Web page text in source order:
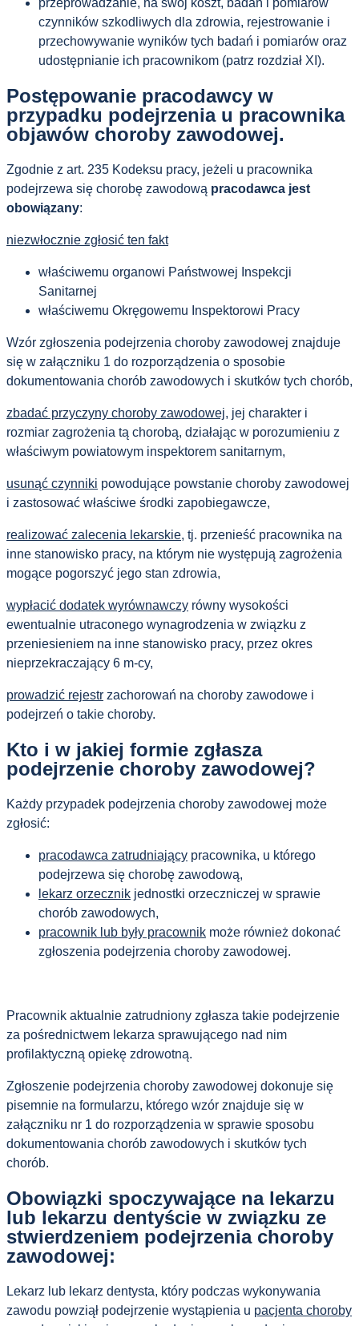
przeprowadzanie, na swój koszt, badań i pomiarów
czynników szkodliwych dla zdrowia, rejestrowanie i
przechowywanie wyników tych badań i pomiarów oraz
udostęp­nianie ich pracownikom (patrz rozdział XI).
Postępowanie pracodawcy w
przypadku podejrzenia u pracownika
objawów choroby zawodowej.
Zgodnie z art. 235 Kodeksu pracy, jeżeli u pracownika
podejrzewa się chorobę zawodową pracodawca jest
obowiązany:
niezwłocznie zgłosić ten fakt
właściwemu organowi Państwowej Inspekcji
Sanitarnej
właściwemu Okręgowemu Inspektorowi Pracy
Wzór zgłoszenia podejrzenia choroby zawodowej znajduje
się w załączniku 1 do rozporządzenia o sposobie
dokumentowania chorób zawodowych i skutków tych chorób,
zbadać przyczyny choroby zawodowej, jej charakter i
rozmiar zagrożenia tą chorobą, działając w porozumieniu z
właściwym powiatowym inspektorem sanitarnym,
usunąć czynniki powodujące powstanie choroby zawodowej
i zastosować właściwe środki zapobiegawcze,
realizować zalecenia lekarskie, tj. przenieść pracownika na
inne stanowisko pracy, na którym nie występują zagrożenia
mogące pogorszyć jego stan zdrowia,
wypłacić dodatek wyrównawczy równy wysokości
ewentualnie utraconego wynagrodzenia w związku z
przeniesieniem na inne stanowisko pracy, przez okres
nieprzekraczający 6 m-cy,
prowadzić rejestr zachorowań na choroby zawodowe i
podejrzeń o takie choroby.
Kto i w jakiej formie zgłasza
podejrzenie choroby zawodowej?
Każdy przypadek podejrzenia choroby zawodowej może
zgłosić:
pracodawca zatrudniający pracownika, u którego
podejrzewa się chorobę zawodową,
lekarz orzecznik jednostki orzeczniczej w sprawie
chorób zawodowych,
pracownik lub były pracownik może również dokonać
zgłoszenia podejrzenia choroby zawodowej.
Pracownik aktualnie zatrudniony zgłasza takie podejrzenie
za pośrednictwem lekarza sprawującego nad nim
profilaktyczną opiekę zdrowotną.
Zgłoszenie podejrzenia choroby zawodowej dokonuje się
pisemnie na formularzu, którego wzór znajduje się w
załączniku nr 1 do rozporządzenia w sprawie sposobu
dokumentowania chorób zawodowych i skutków tych
chorób.
Obowiązki spoczywające na lekarzu
lub lekarzu dentyście w związku ze
stwierdzeniem podejrzenia choroby
zawodowej:
Lekarz lub lekarz dentysta, który podczas wykonywania
zawodu powziął podejrzenie wystąpienia u pacjenta choroby